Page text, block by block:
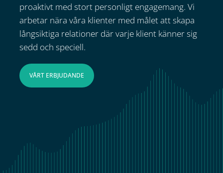
proaktivt med stort personligt engagemang. Vi
arbetar nära våra klienter med målet att skapa
långsiktiga relationer där varje klient känner sig
sedd och speciell.
VÅRT ERBJUDANDE